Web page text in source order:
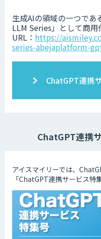
生成AIの領域の一つであ
LLM Series」として商用
URL： https://
series-abejaplatform-
ChatGPT連携
ChatGPT連携
アイスマイリーでは、
「ChatGPT連携サービス特